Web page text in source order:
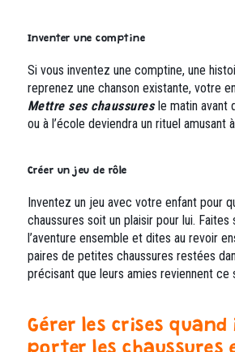
Inventer une comptine
Si vous inventez une comptine, une
reprenez une chanson existante, votre
Mettre ses chaussuresle matin avant
ou à l’école deviendra un rituel amusant
Créer un jeu de rôle
Inventez un jeu avec votre enfant pour
chaussures soit un plaisir pour lui.
l’aventure ensemble et dites au revoir
paires de petites chaussures restées
précisant que leurs amies reviennent ce
Gérer les crises